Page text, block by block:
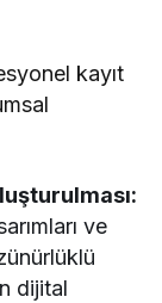
kayıt
ve
dijital